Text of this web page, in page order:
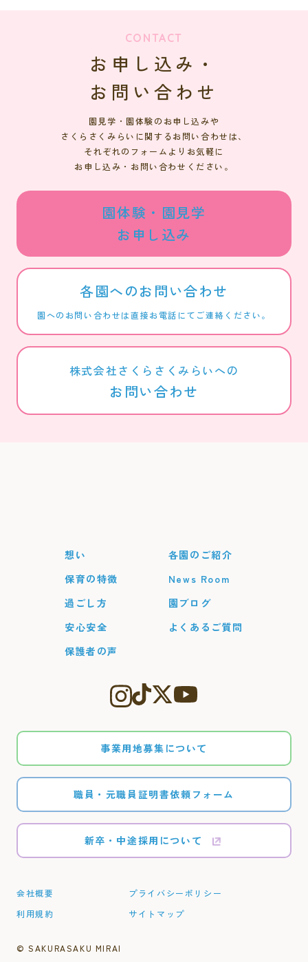
CONTACT
お申し込み・
お問い合わせ
園見学・園体験のお申し込みや
さくらさくみらいに関するお問い合わせは、
それぞれのフォームよりお気軽に
お申し込み・お問い合わせください。
園体験・園見学
お申し込み
各園へのお問い合わせ
園へのお問い合わせは直接お電話にてご連絡ください。
株式会社さくらさくみらいへの
お問い合わせ
想い
保育の特徴
過ごし方
安心安全
保護者の声
各園のご紹介
News Room
園ブログ
よくあるご質問
事業用地募集について
職員・元職員証明書依頼フォーム
新卒・中途採用について
会社概要
利用規約
プライバシーポリシー
サイトマップ
©︎ SAKURASAKU MIRAI